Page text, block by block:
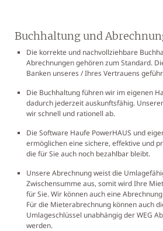
Buchhaltung und
Die korrekte und nachvollziehbare
Abrechnungen gehören zum Standard.
Banken unseres / Ihres Vertrauens
Die Buchhaltung führen wir im eigenen
dadurch jederzeit auskunftsfähig.
wir schnell und rationell ab.
Die Software Haufe PowerHAUS und
ermöglichen eine sichere, effektive und
die für Sie auch noch bezahlbar bleibt.
Unsere Abrechnung weist die
Zwischensumme aus, somit wird Ihre
für Sie. Wir können auch eine
Für die Mieterabrechnung können auch
Umlageschlüssel unabhängig der WEG
werden.